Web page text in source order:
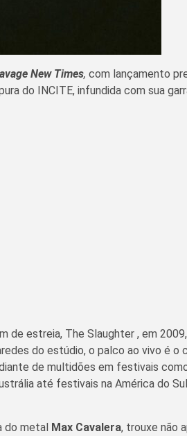
New Times, com lançamento
do INCITE, infundida com sua
de estreia, The Slaughter , em
do estúdio, o palco ao vivo é o
de multidões em festivais
até festivais na América do
do metal Max Cavalera, trouxe não